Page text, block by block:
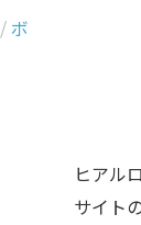
/ ボ
ヒアル
サイト